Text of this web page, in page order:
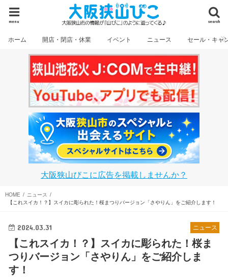
search
menu
ホーム 開店・閉店・休業 イベント ニュース セール・キャ
大阪狭山びこに広告を掲載しませんか？
HOME
ニュース
【これスイカ！？】スイカに彫られた！桜まつりバージョン「さやりん」をご紹介します！
ニュース
2024.03.31
【これスイカ！？】スイカに彫られた！桜ま
つりバージョン「さやりん」をご紹介しま
す！